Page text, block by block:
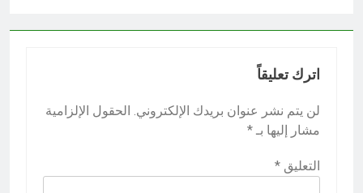
اترك تعليقاً
لن يتم نشر عنوان بريدك الإلكتروني. الحقول الإلزامية
مشار إليها بـ *
التعليق *